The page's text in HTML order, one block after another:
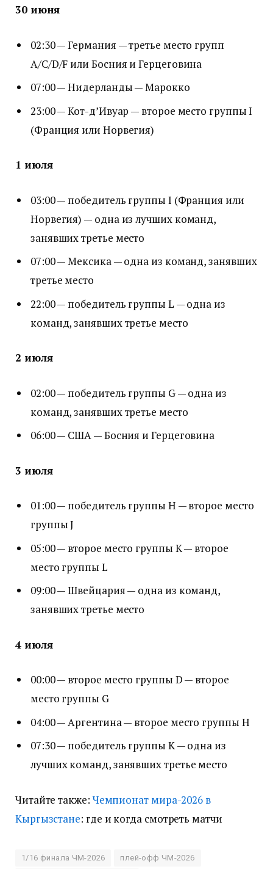
30 июня
02:30 — Германия — третье место групп
A/C/D/F или Босния и Герцеговина
07:00 — Нидерланды — Марокко
23:00 — Кот-д’Ивуар — второе место группы I
(Франция или Норвегия)
1 июля
03:00 — победитель группы I (Франция или
Норвегия) — одна из лучших команд,
занявших третье место
07:00 — Мексика — одна из команд, занявших
третье место
22:00 — победитель группы L — одна из
команд, занявших третье место
2 июля
02:00 — победитель группы G — одна из
команд, занявших третье место
06:00 — США — Босния и Герцеговина
3 июля
01:00 — победитель группы H — второе место
группы J
05:00 — второе место группы K — второе
место группы L
09:00 — Швейцария — одна из команд,
занявших третье место
4 июля
00:00 — второе место группы D — второе
место группы G
04:00 — Аргентина — второе место группы H
07:30 — победитель группы K — одна из
лучших команд, занявших третье место
Читайте также:Чемпионат мира-2026 в
Кыргызстане: где и когда смотреть матчи
1/16 финала ЧМ-2026 плей-офф ЧМ-2026